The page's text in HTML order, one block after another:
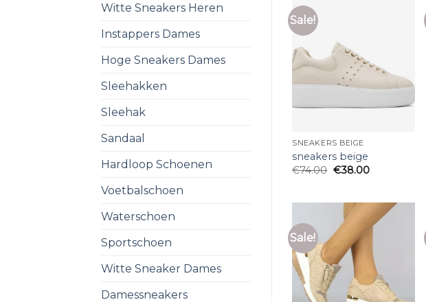
Witte Sneakers Heren
Instappers Dames
Hoge Sneakers Dames
Sleehakken
Sleehak
Sandaal
Hardloop Schoenen
Voetbalschoen
Waterschoen
Sportschoen
Witte Sneaker Dames
Damessneakers
Sale!
SNEAKERS BEIGE
sneakers beige
€74.00 €38.00
Sale!